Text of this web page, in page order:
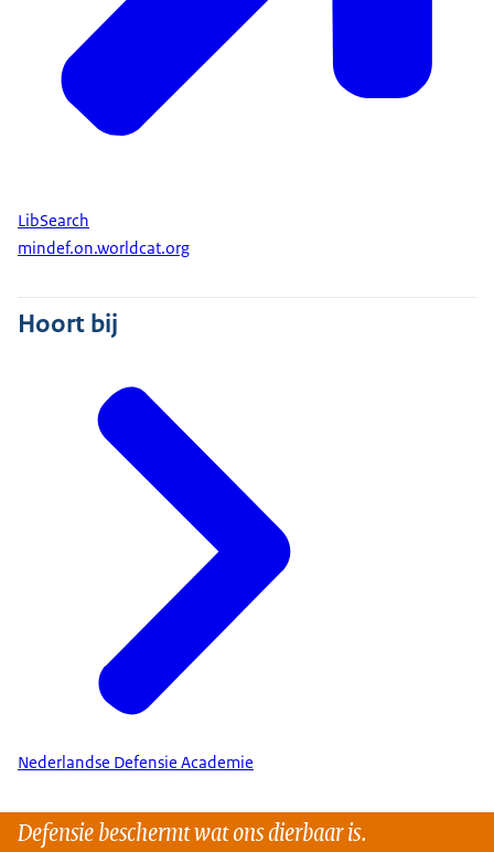
LibSearch
mindef.on.worldcat.org
Hoort bij
Nederlandse Defensie Academie
Defensie beschermt wat ons dierbaar is.